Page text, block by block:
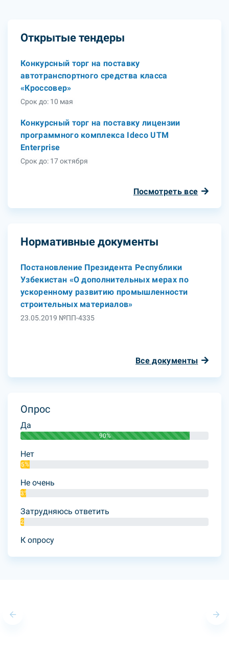
Открытые тендеры
Конкурсный торг на поставку
автотранспортного средства класса
«Кроссовер»
Срок до: 10 мая
Конкурсный торг на поставку лицензии
программного комплекса Ideco UTM
Enterprise
Срок до: 17 октября
Посмотреть все
Нормативные документы
Постановление Президента Республики
Узбекистан «О дополнительных мерах по
ускоренному развитию промышленности
строительных материалов»
23.05.2019 №ПП-4335
Все документы
Опрос
Да
90%
Нет
5%
Не очень
3%
Затрудняюсь ответить
2%
К опросу